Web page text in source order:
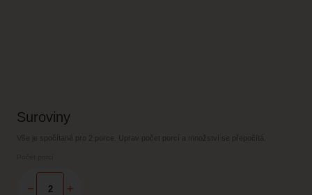
Suroviny
Vše je spočítané pro 2 porce . Uprav počet porcí a množství se přepočítá.
− +